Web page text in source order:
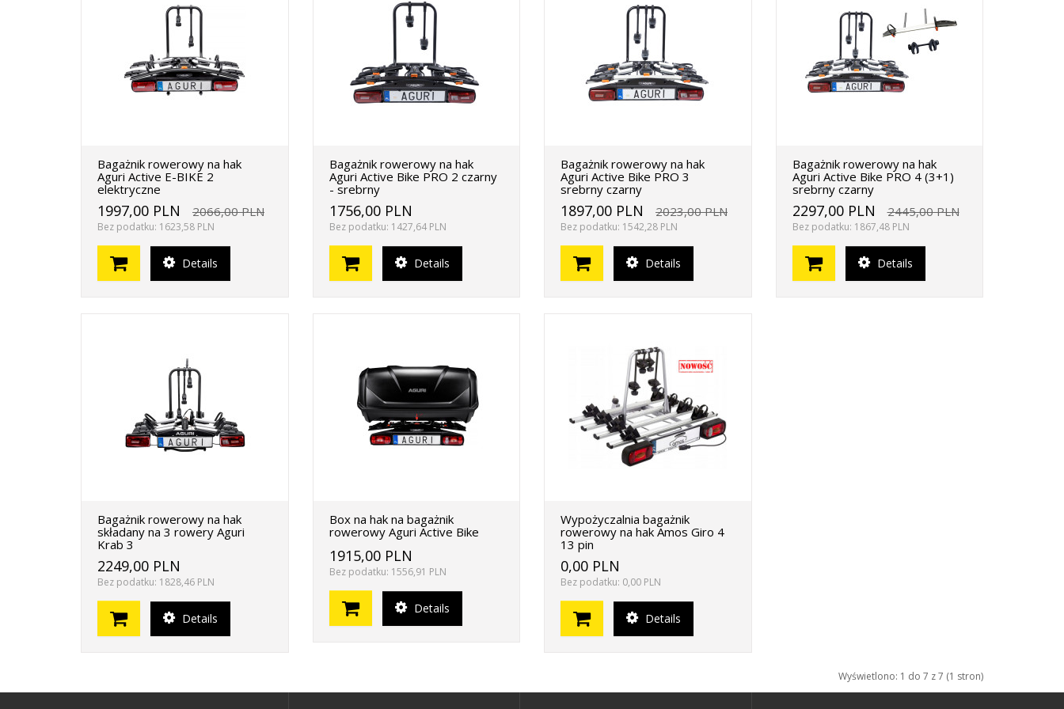
Bagażnik rowerowy na hak
Aguri Active E-BIKE 2
elektryczne
1997,00 PLN 2066,00 PLN
Bez podatku: 1623,58 PLN
Details
Bagażnik rowerowy na hak
Aguri Active Bike PRO 2 czarny
- srebrny
1756,00 PLN
Bez podatku: 1427,64 PLN
Details
Bagażnik rowerowy na hak
Aguri Active Bike PRO 3
srebrny czarny
1897,00 PLN 2023,00 PLN
Bez podatku: 1542,28 PLN
Details
Bagażnik rowerowy na hak
Aguri Active Bike PRO 4 (3+1)
srebrny czarny
2297,00 PLN 2445,00 PLN
Bez podatku: 1867,48 PLN
Details
Bagażnik rowerowy na hak
składany na 3 rowery Aguri
Krab 3
2249,00 PLN
Bez podatku: 1828,46 PLN
Details
Box na hak na bagażnik
rowerowy Aguri Active Bike
1915,00 PLN
Bez podatku: 1556,91 PLN
Details
Wypożyczalnia bagażnik
rowerowy na hak Amos Giro 4
13 pin
0,00 PLN
Bez podatku: 0,00 PLN
Details
Wyświetlono: 1 do 7 z 7 (1 stron)